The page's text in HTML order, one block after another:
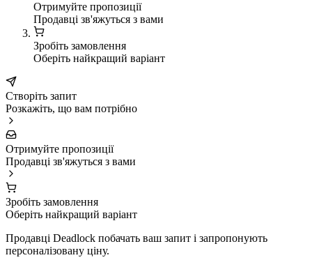
Отримуйте пропозиції
Продавці зв'яжуться з вами
Зробіть замовлення
Оберіть найкращий варіант
Створіть запит
Розкажіть, що вам потрібно
Отримуйте пропозиції
Продавці зв'яжуться з вами
Зробіть замовлення
Оберіть найкращий варіант
Продавці Deadlock побачать ваш запит і запропонують
персоналізовану ціну.